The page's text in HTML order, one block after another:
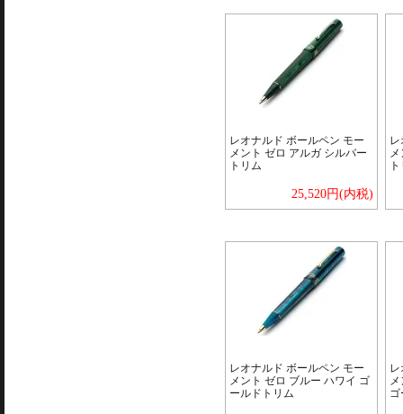
レオナルド ボールペン モー
メント ゼロ アルガ シルバー
トリム
25,520円(内税)
レ
レオナルド ボールペン モー
メント ゼロ ブルー ハワイ ゴ
ールドトリム
レ
ゴ